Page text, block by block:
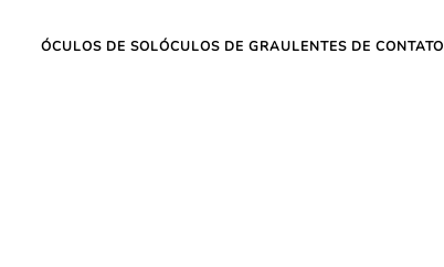
ÓCULOS DE SOLÓCULOS DE GRAULENTES DE CONTATO